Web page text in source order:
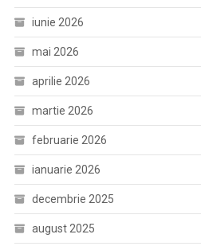
iunie 2026
mai 2026
aprilie 2026
martie 2026
februarie 2026
ianuarie 2026
decembrie 2025
august 2025